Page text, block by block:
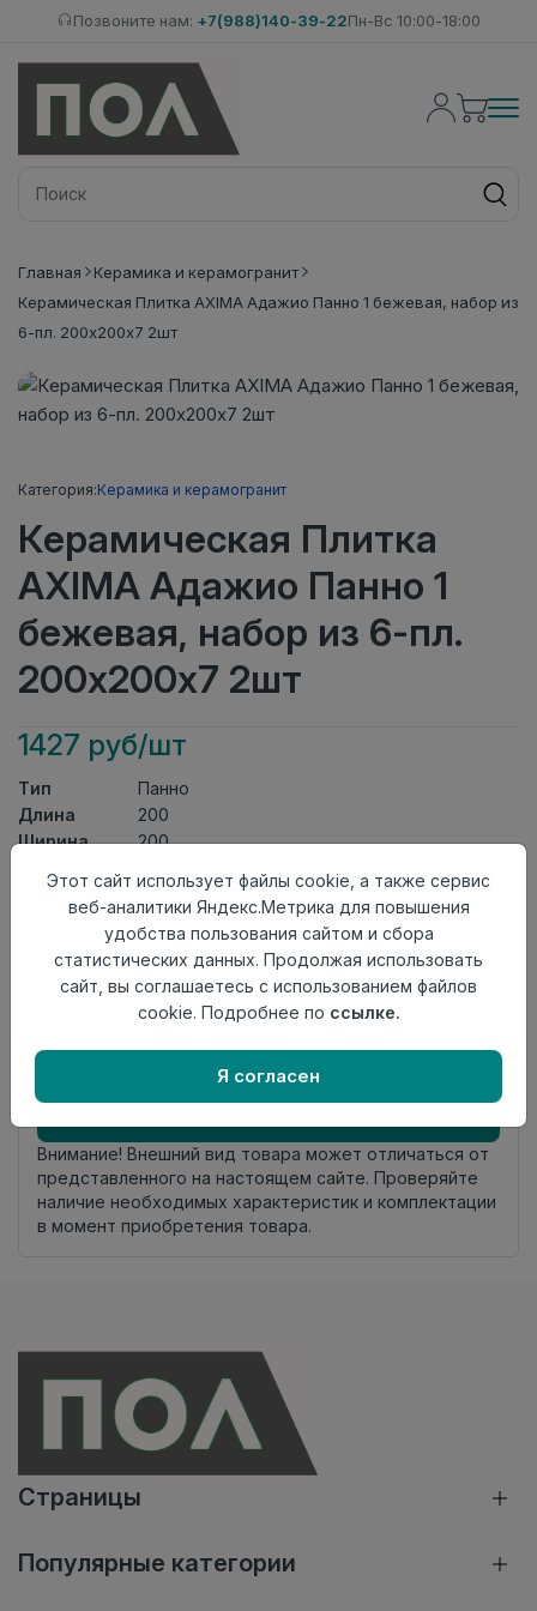
Позвоните нам: +7(988)140-39-22Пн-Вс 10:00-18:00
Главная
Керамика и керамогранит
Керамическая Плитка AXIMA Адажио Панно 1 бежевая, набор из
6-пл. 200х200х7 2шт
Категория:Керамика и керамогранит
Керамическая Плитка
AXIMA Адажио Панно 1
бежевая, набор из 6-пл.
200х200х7 2шт
1427 руб/шт
Тип
Панно
Длина
200
Ширина
200
Товарная
группа
Керамическая Плитка
7
Поверхность матовая
Страна
происхождения
Россия
Внимание! Внешний вид товара может отличаться от
представленного на настоящем сайте. Проверяйте
наличие необходимых характеристик и комплектации
в момент приобретения товара.
Страницы
Популярные категории
Этот сайт использует файлы cookie, а также сервис
веб-аналитики Яндекс.Метрика для повышения
удобства пользования сайтом и сбора
статистических данных. Продолжая использовать
сайт, вы соглашаетесь с использованием файлов
cookie. Подробнее по ссылке.
Я согласен